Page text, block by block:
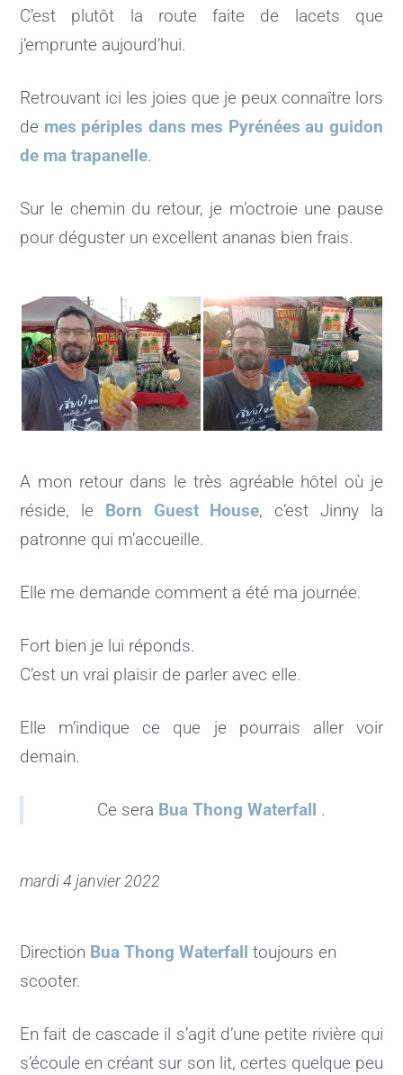
C’est plutôt la route faite de lacets que
j’emprunte aujourd’hui.
Retrouvant ici les joies que je peux connaître lors
de mes périples dans mes Pyrénées au guidon
de ma trapanelle.
Sur le chemin du retour, je m’octroie une pause
pour déguster un excellent ananas bien frais.
A mon retour dans le très agréable hôtel où je
réside, le
Born Guest House, c’est Jinny la
patronne qui m’accueille.
Elle me demande comment a été ma journée.
Fort bien je lui réponds.
C’est un vrai plaisir de parler avec elle.
Elle m’indique ce que je pourrais aller voir
demain.
Ce sera Bua Thong Waterfall .
mardi 4 janvier 2022
Direction Bua Thong Waterfall
toujours en
scooter.
En fait de cascade il s’agit d’une petite rivière qui
s’écoule en créant sur son lit, certes quelque peu